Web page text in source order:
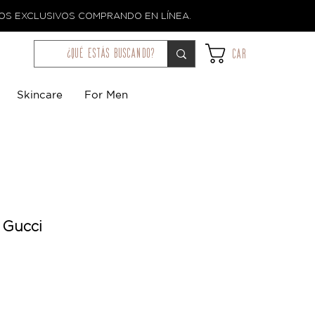
EXCLUSIVOS COMPRANDO EN LÍNEA.
¿qué estás buscando? Car
Skincare For Men
Gucci